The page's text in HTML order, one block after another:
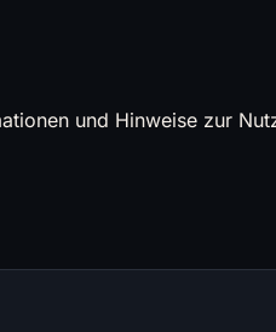
und Hinweise zur